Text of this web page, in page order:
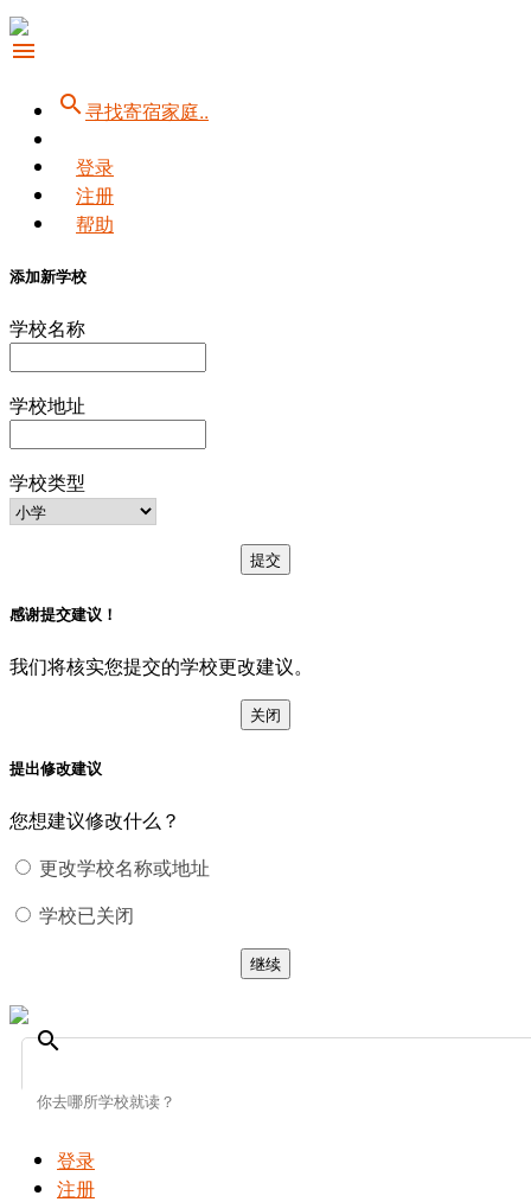
menu
search寻找寄宿家庭..
登录
注册
帮助
添加新学校
学校名称
学校地址
学校类型
提交
感谢提交建议！
我们将核实您提交的学校更改建议。
关闭
提出修改建议
您想建议修改什么？
更改学校名称或地址
学校已关闭
继续
search
登录
注册